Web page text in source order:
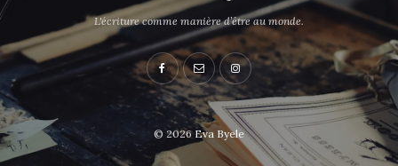
L'écriture comme manière d’être au monde.
© 2026 Eva Byele